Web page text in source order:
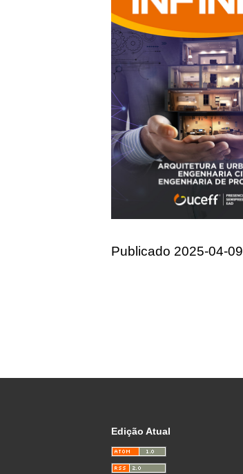
Publicado 2025-04-09
Edição Atual